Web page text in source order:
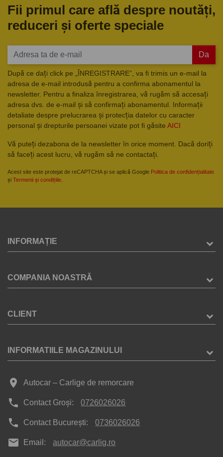
Fii primul care află despre noutăți,
reduceri și oferte speciale
Da
După ce dați click pe „ÎNREGISTRARE”, va fi trimis un e-mail la
adresa de e-mail introdusă pentru a confirma abonamentul la
newsletter. Pentru a finaliza înregistrarea, vă rugăm să accesați
adresa dvs. de e-mail și să confirmați abonamentul. Informații
detaliate despre prelucrarea și protecția datelor cu caracter
personal și drepturile persoanei vizate pot fi găsite AICI
Vă puteți dezabona de la newsletter în orice moment. Dacă doriți
să faceți acest lucru, vă rugăm să ne contactați.
Acest site este protejat de reCAPTCHA și se aplică Google Politica de confidențialitate
și Termenii și condițiile
INFORMAȚIE
COMPANIA NOASTRĂ
CLIENT
INFORMATIILE MAGAZINULUI
place Autocar – Carlige de remorcare
phone Contact Groși: 0726026026
phone Contact București: 0736026026
mail Email: autocar@carlig.ro